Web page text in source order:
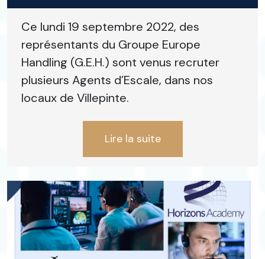
Ce lundi 19 septembre 2022, des
représentants du Groupe Europe
Handling (G.E.H.) sont venus recruter
plusieurs Agents d’Escale, dans nos
locaux de Villepinte.
Lire la suite